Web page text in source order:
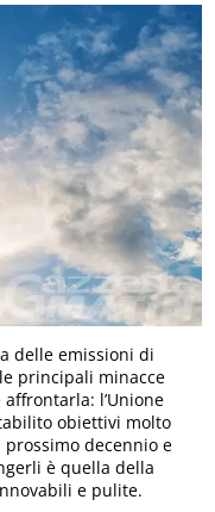
delle emissioni di
principali minacce
l’Unione
obiettivi molto
decennio e
è quella della
e pulite.